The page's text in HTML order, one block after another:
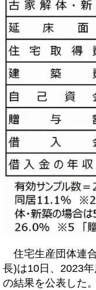
住宅生産団体連
長)は10日、2023
の結果を公表した。